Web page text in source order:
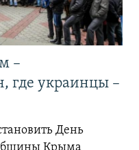
–
где украинцы –
День